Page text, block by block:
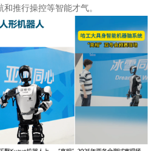
推行操控等智能才气。